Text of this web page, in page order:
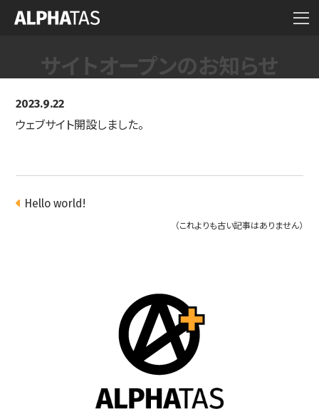
サイトオープンのお知らせ
2023.9.22
ウェブサイト開設しました。
Hello world!
（これよりも古い記事はありません）